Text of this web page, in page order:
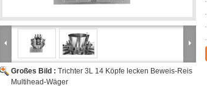
Großes Bild : Trichter 3L 14 Köpfe lecken Beweis-Reis
Multihead-Wäger